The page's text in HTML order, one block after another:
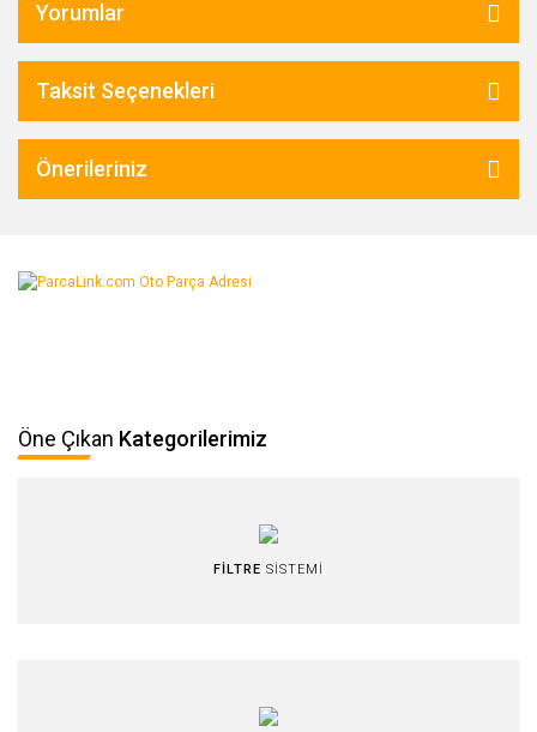
Yorumlar
Taksit Seçenekleri
Önerileriniz
Öne Çıkan Kategorilerimiz
FİLTRE SİSTEMİ